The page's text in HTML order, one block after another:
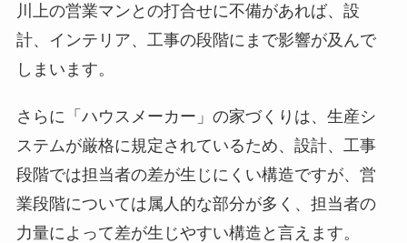
川上の営業マンとの打合せに不備があれば、設
計、インテリア、工事の段階にまで影響が及んで
しまいます。
さらに「ハウスメーカー」の家づくりは、生産シ
ステムが厳格に規定されているため、設計、工事
段階では担当者の差が生じにくい構造ですが、営
業段階については属人的な部分が多く、担当者の
力量によって差が生じやすい構造と言えます。